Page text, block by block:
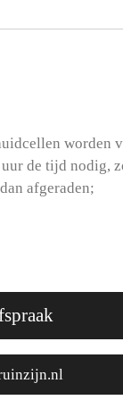
worden
de tijd nodig,
afgeraden;